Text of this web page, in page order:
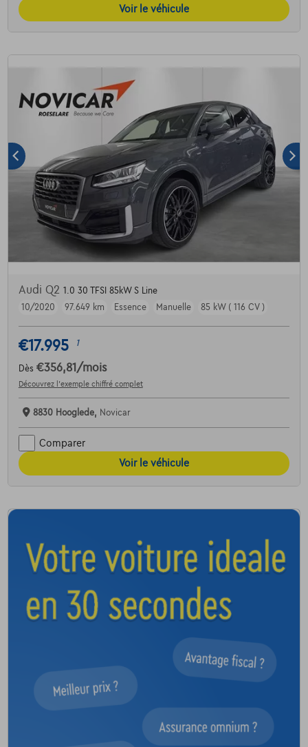
Voir le véhicule
Audi Q2 1.0 30 TFSI 85kW S Line
10/2020
97.649 km Essence Manuelle 85 kW ( 116 CV )
€17.995 1
Dès €356,81 /mois
Découvrez l’exemple chiffré complet
8830 Hooglede, Novicar
Comparer
Voir le véhicule